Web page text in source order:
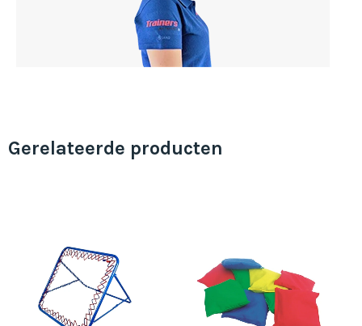
Gerelateerde producten